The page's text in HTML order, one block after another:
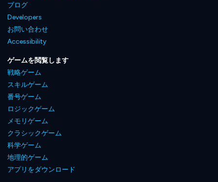
ブログ
Developers
お問い合わせ
Accessibility
ゲームを閲覧します
戦略ゲーム
スキルゲーム
番号ゲーム
ロジックゲーム
メモリゲーム
クラシックゲーム
科学ゲーム
地理的ゲーム
アプリをダウンロード